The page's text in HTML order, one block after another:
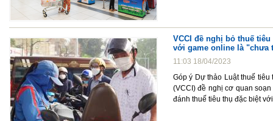
VCCI đề nghị bỏ thuế
với game online là "chưa
11:03 18/04/2023
Góp ý Dự thảo Luật thuế
(VCCI) đề nghị cơ quan
đánh thuế tiêu thụ đặc biệt